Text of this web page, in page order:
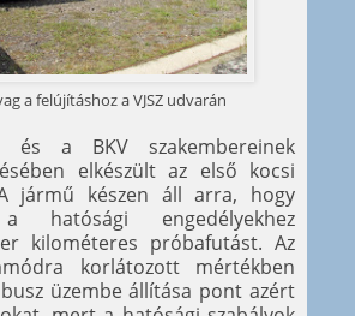
a felújításhoz a VJSZ udvarán
és a BKV szakembereinek
elkészült az első kocsi
jármű készen áll arra, hogy
hatósági engedélyekhez
kilométeres próbafutást. Az
korlátozott mértékben
üzembe állítása pont azért